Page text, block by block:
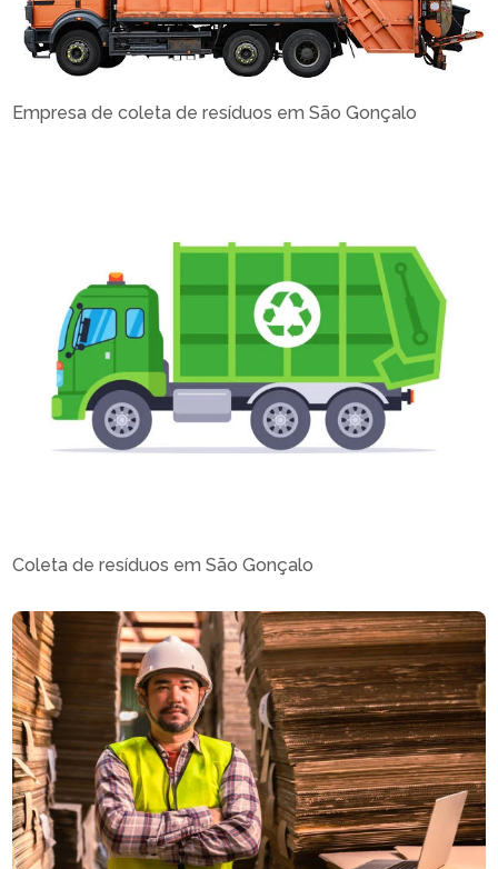
Empresa de coleta de resíduos em São Gonçalo
Coleta de resíduos em São Gonçalo